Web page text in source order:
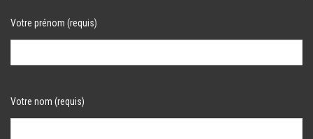
Votre prénom (requis)
Votre nom (requis)